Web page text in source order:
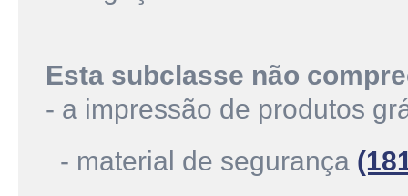
Esta subclasse não
- a impressão de produtos
- material de segurança